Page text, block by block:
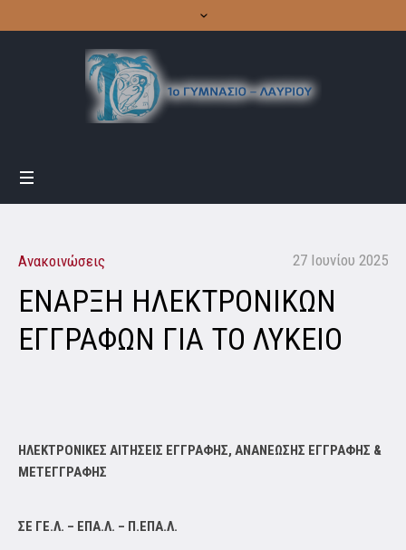
27 Ιουνίου 2025
Ανακοινώσεις
ΕΝΑΡΞΗ ΗΛΕΚΤΡΟΝΙΚΩΝ
ΕΓΓΡΑΦΩΝ ΓΙΑ ΤΟ ΛΥΚΕΙΟ
ΗΛΕΚΤΡΟΝΙΚΕΣ ΑΙΤΗΣΕΙΣ ΕΓΓΡΑΦΗΣ, ΑΝΑΝΕΩΣΗΣ ΕΓΓΡΑΦΗΣ &
ΜΕΤΕΓΓΡΑΦΗΣ
ΣΕ ΓΕ.Λ. – ΕΠΑ.Λ. – Π.ΕΠΑ.Λ.